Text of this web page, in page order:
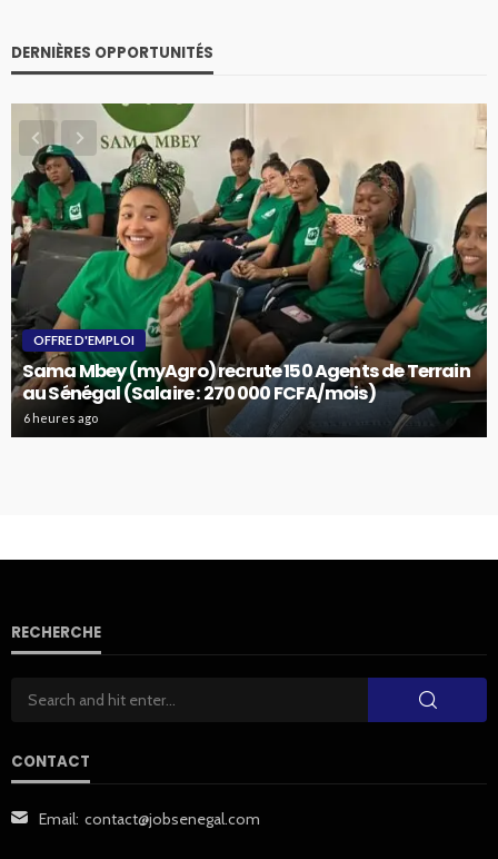
DERNIÈRES OPPORTUNITÉS
OFFRE D'EMPLOI
Sama Mbey (myAgro) recrute 150 Agents de Terrain
au Sénégal (Salaire : 270 000 FCFA/mois)
6 heures ago
RECHERCHE
CONTACT
Email: contact@jobsenegal.com